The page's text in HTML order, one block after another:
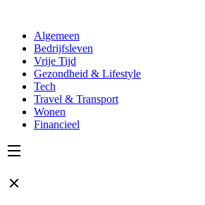
Algemeen
Bedrijfsleven
Vrije Tijd
Gezondheid & Lifestyle
Tech
Travel & Transport
Wonen
Financieel